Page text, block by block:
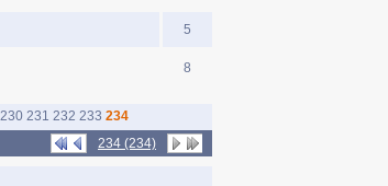
5
8
230 231 232 233 234
234 (234)